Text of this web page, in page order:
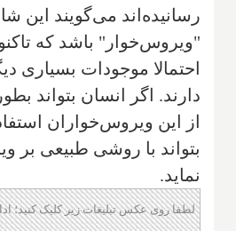
رسانیده‌اند می‌گویند این
"ویروس‌خوار" باشد که
احتمالا موجودات بسیاری
دارند. اگر انسان بتواند
از این ویروس‌خواران
بتواند با روشی طبیعی بر
نماید.
لطفا روی عکس تبلیغات زیر کلیک کنید؛